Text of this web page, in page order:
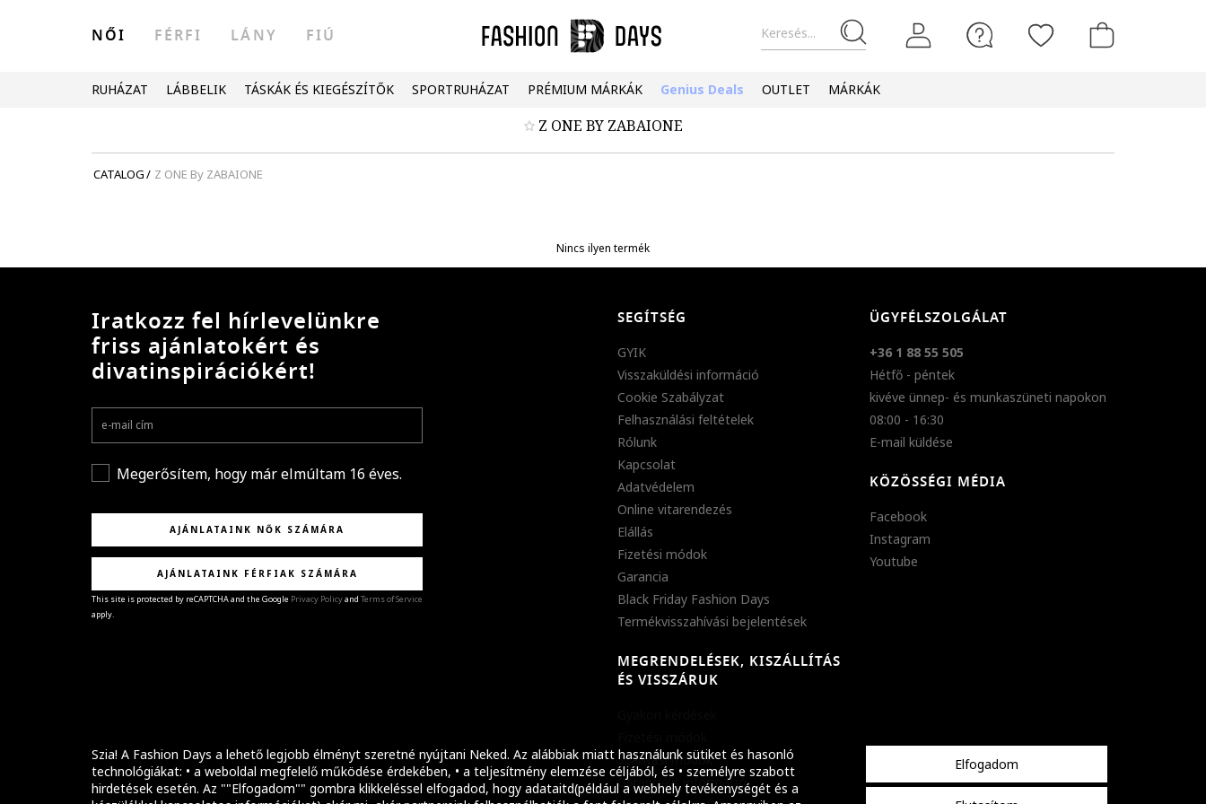
Szia! A Fashion Days a lehető legjobb élményt szeretné nyújtani Neked. Az alábbiak miatt használunk sütiket és hasonló
technológiákat: • a weboldal megfelelő működése érdekében, • a teljesítmény elemzése céljából, és • személyre szabott
hirdetések esetén. Az ""Elfogadom"" gombra klikkeléssel elfogadod, hogy adataitd(például a webhely tevékenységét és a
Elfogadom
Keresés...
NŐI FÉRFI LÁNY FIÚ
RUHÁZAT LÁBBELIK TÁSKÁK ÉS KIEGÉSZÍTŐK SPORTRUHÁZAT PRÉMIUM MÁRKÁK Genius Deals OUTLET MÁRKÁK
Z ONE BY ZABAIONE
CATALOG/ Z ONE By ZABAIONE
Nincs ilyen termék
Iratkozz fel hírlevelünkre
friss ajánlatokért és
divatinspirációkért!
Megerősítem, hogy már elmúltam 16 éves.
AJÁNLATAINK NŐK SZÁMÁRA
AJÁNLATAINK FÉRFIAK SZÁMÁRA
This site is protected by reCAPTCHA and the Google Privacy Policyand Terms of Service
apply.
SEGÍTSÉG
GYIK
Visszaküldési információ
Cookie Szabályzat
Felhasználási feltételek
Rólunk
Kapcsolat
Adatvédelem
Online vitarendezés
Elállás
Fizetési módok
Garancia
Black Friday Fashion Days
Termékvisszahívási bejelentések
MEGRENDELÉSEK, KISZÁLLÍTÁS
ÉS VISSZÁRUK
Szállítási módok
Garanciális információ
ÜGYFÉLSZOLGÁLAT
+36 1 88 55 505
Hétfő - péntek
kivéve ünnep- és munkaszüneti napokon
08:00 - 16:30
E-mail küldése
KÖZÖSSÉGI MÉDIA
Facebook
Instagram
Youtube